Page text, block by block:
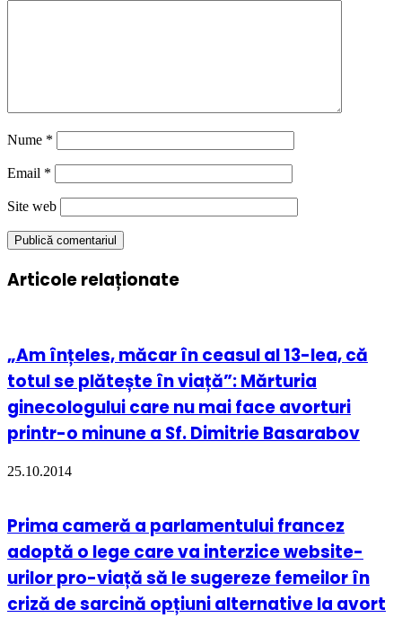
Nume *
Email *
Site web
Articole relaționate
„Am înțeles, măcar în ceasul al 13-lea, că
totul se plătește în viață”: Mărturia
ginecologului care nu mai face avorturi
printr-o minune a Sf. Dimitrie Basarabov
25.10.2014
Prima cameră a parlamentului francez
adoptă o lege care va interzice website-
urilor pro-viață să le sugereze femeilor în
criză de sarcină opțiuni alternative la avort